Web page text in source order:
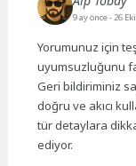
9 ay önce- 26
Yorumunuz için
uyumsuzluğunu
Geri bildiriminiz
doğru ve akıcı
tür detaylara
ediyor.